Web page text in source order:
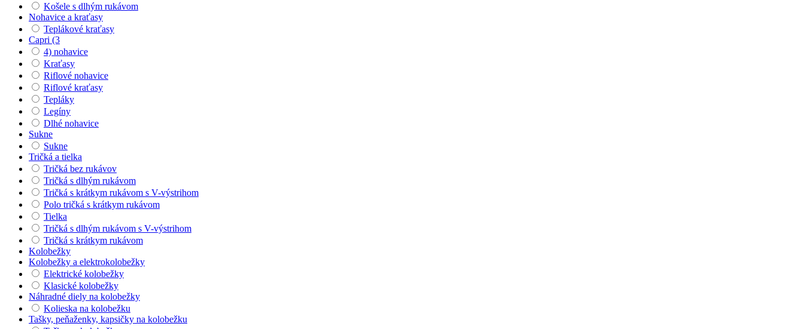
Košele s dlhým rukávom
Nohavice a kraťasy
Teplákové kraťasy
Capri (3
4) nohavice
Kraťasy
Riflové nohavice
Riflové kraťasy
Tepláky
Legíny
Dlhé nohavice
Sukne
Sukne
Tričká a tielka
Tričká bez rukávov
Tričká s dlhým rukávom
Tričká s krátkym rukávom s V-výstrihom
Polo tričká s krátkym rukávom
Tielka
Tričká s dlhým rukávom s V-výstrihom
Tričká s krátkym rukávom
Kolobežky
Kolobežky a elektrokolobežky
Elektrické kolobežky
Klasické kolobežky
Náhradné diely na kolobežky
Kolieska na kolobežku
Tašky, peňaženky, kapsičky na kolobežku